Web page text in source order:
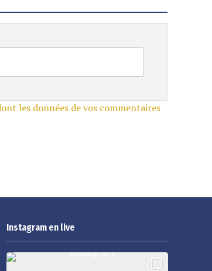
les données de vos commentaires
Instagram en live